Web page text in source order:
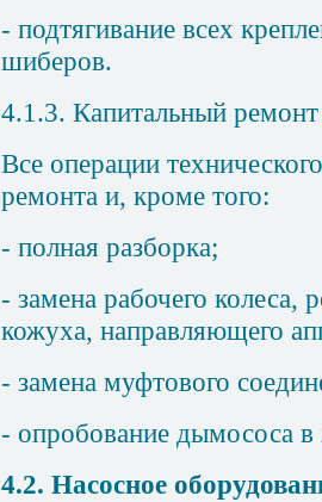
- подтягивание всех
шиберов.
4.1.3. Капитальный ремонт
Все операции
ремонта и, кроме того:
- полная разборка;
- замена рабочего колеса,
кожуха, направляющего
- замена муфтового
- опробование дымососа
4.2. Насосное